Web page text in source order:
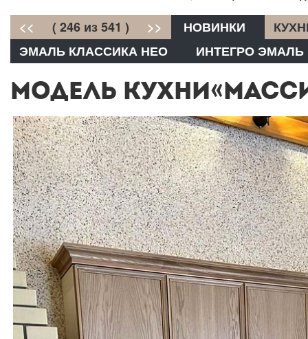
<< ( 246 из 541 ) >> НОВИНКИ
ЭМАЛЬ КЛАССИКА НЕО
ИНТЕГРО ЭМАЛЬ
МОДЕЛЬ